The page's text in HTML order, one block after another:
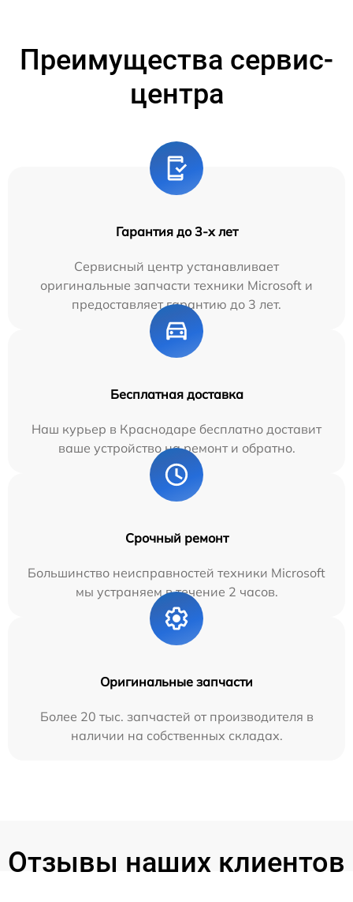
Преимущества сервис-
центра
Гарантия до 3-х лет
Сервисный центр устанавливает
оригинальные запчасти техники Microsoft и
предоставляет гарантию до 3 лет.
Бесплатная доставка
Наш курьер в Краснодаре бесплатно доставит
ваше устройство на ремонт и обратно.
Срочный ремонт
Большинство неисправностей техники Microsoft
мы устраняем в течение 2 часов.
Оригинальные запчасти
Более 20 тыс. запчастей от производителя в
наличии на собственных складах.
Отзывы наших клиентов